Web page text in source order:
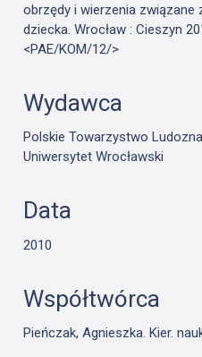
obrzędy i wierzenia związane
dziecka. Wrocław : Cieszyn
<PAE/KOM/12/>
Wydawca
Polskie Towarzystwo
Uniwersytet Wrocławski
Data
2010
Współtwórca
Pieńczak, Agnieszka. Kier.